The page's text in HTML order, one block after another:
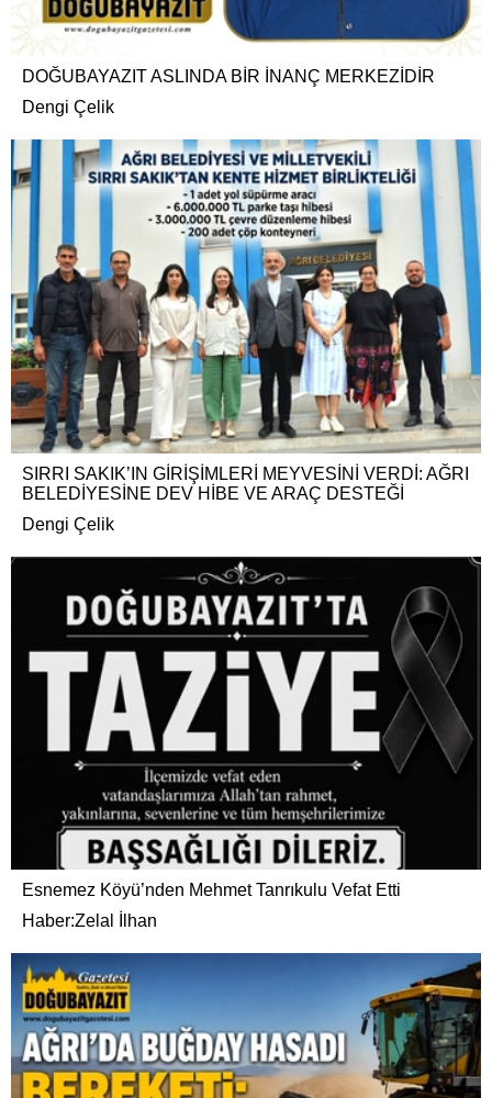
DOĞUBAYAZIT ASLINDA BİR İNANÇ MERKEZİDİR
Dengi Çelik
SIRRI SAKIK’IN GİRİŞİMLERİ MEYVESİNİ VERDİ: AĞRI
BELEDİYESİNE DEV HİBE VE ARAÇ DESTEĞİ
Dengi Çelik
Esnemez Köyü’nden Mehmet Tanrıkulu Vefat Etti
Haber:Zelal İlhan